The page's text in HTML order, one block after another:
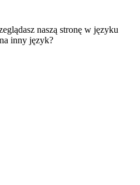
naszą stronę w języku
inny język?